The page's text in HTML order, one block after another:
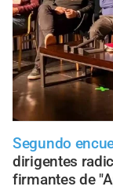
Segundo
dirigentes
firmantes de